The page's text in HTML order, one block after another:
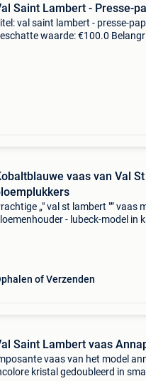
Saint Lambert - Presse-
val saint lambert - presse-
waarde: €100.0
vaas van Val
„" val st lambert "” vaas
- lubeck-model in
of Verzenden
Saint Lambert vaas
vaas van het model
kristal gedoubleerd in